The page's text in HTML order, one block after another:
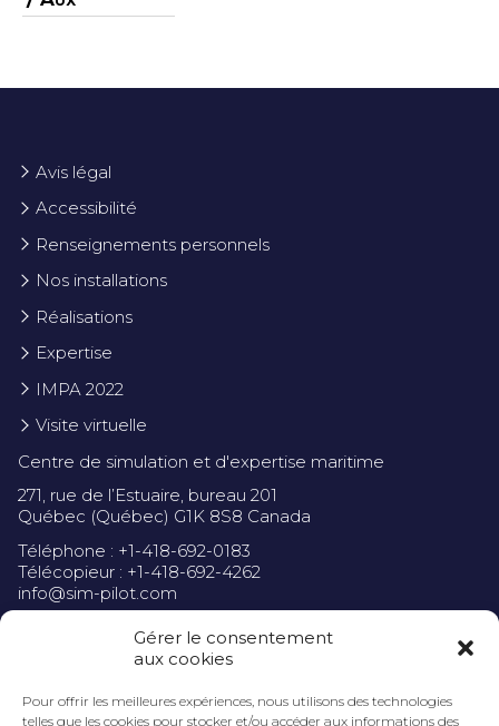
Gérer le consentement
aux cookies
Pour offrir les meilleures expériences, nous utilisons des technologies
telles que les cookies pour stocker et/ou accéder aux informations des
Avis légal
Accessibilité
Renseignements personnels
Nos installations
Réalisations
Expertise
IMPA 2022
Visite virtuelle
Centre de simulation et d'expertise maritime
271, rue de l’Estuaire, bureau 201
Québec (Québec) G1K 8S8 Canada
Téléphone : +1-418-692-0183
Télécopieur : +1-418-692-4262
info@sim-pilot.com
Politique de confidentialité